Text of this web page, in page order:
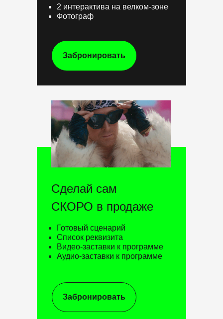
Сделай сам
Готовый сценарий
Список реквизита
Видео-заставки к программе
Аудио-заставки к программе
2 интерактива на велком-зоне
Фотограф
Забронировать
Забронировать
СКОРО в продаже